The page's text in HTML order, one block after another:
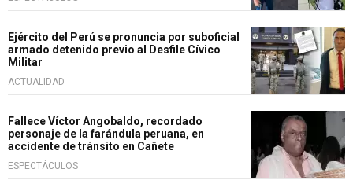
Ejército del Perú se pronuncia por suboficial
armado detenido previo al Desfile Cívico
Militar
ACTUALIDAD
Fallece Víctor Angobaldo, recordado
personaje de la farándula peruana, en
accidente de tránsito en Cañete
ESPECTÁCULOS